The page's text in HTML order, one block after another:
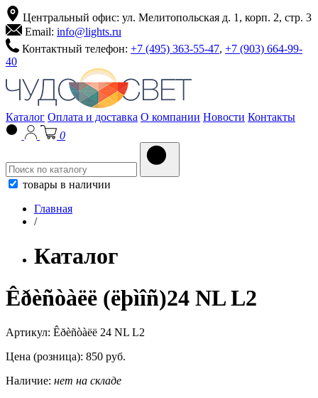
Центральный офис: ул. Мелитопольская д. 1, корп. 2, стр. 3
Email: info@lights.ru
Контактный телефон: +7 (495) 363-55-47, +7 (903) 664-99-
40
Каталог Оплата и доставка О компании Новости Контакты
0
товары в наличии
Главная
/
Каталог
Êðèñòàëë (ëþìîñ)24 NL L2
Артикул: Êðèñòàëë 24 NL L2
Цена (розница): 850 руб.
Наличие: нет на складе